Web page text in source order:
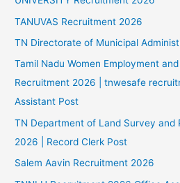
TANUVAS Recruitment 2026
TN Directorate of Municipal
Tamil Nadu Women Employment
Recruitment 2026 | tnwesafe
Assistant Post
TN Department of Land Survey and
2026 | Record Clerk Post
Salem Aavin Recruitment 2026